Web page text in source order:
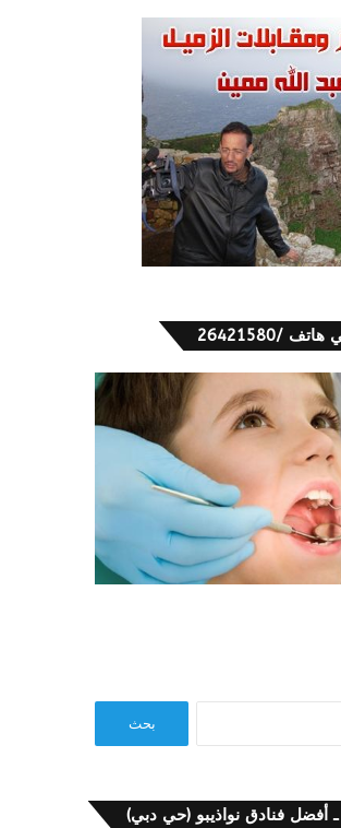
/26421580
ـ أفضل فنادق نواذيبو (حي دبي)